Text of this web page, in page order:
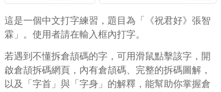
這是一個中文打字練習，題目為「《祝君好》張智
霖」。使用者請在輸入框內打字。
若遇到不懂拆倉頡碼的字，可用滑鼠點擊該字，開
啟倉頡拆碼網頁，內有倉頡碼、完整的拆碼圖解，
以及「字首」與「字身」的解釋，能幫助你掌握倉